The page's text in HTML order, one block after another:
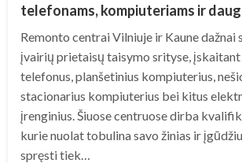
telefonams, kompiuteriams ir
Remonto centrai Vilniuje ir Kaune dažnai
įvairių prietaisų taisymo srityse, įskaitant
telefonus, planšetinius kompiuterius,
stacionarius kompiuterius bei kitus
įrenginius. Šiuose centruose dirba
kurie nuolat tobulina savo žinias ir
spręsti tiek…